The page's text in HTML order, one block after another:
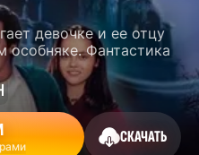
девочке и ее отцу
особняке. Фантастика
СКАЧАТЬ